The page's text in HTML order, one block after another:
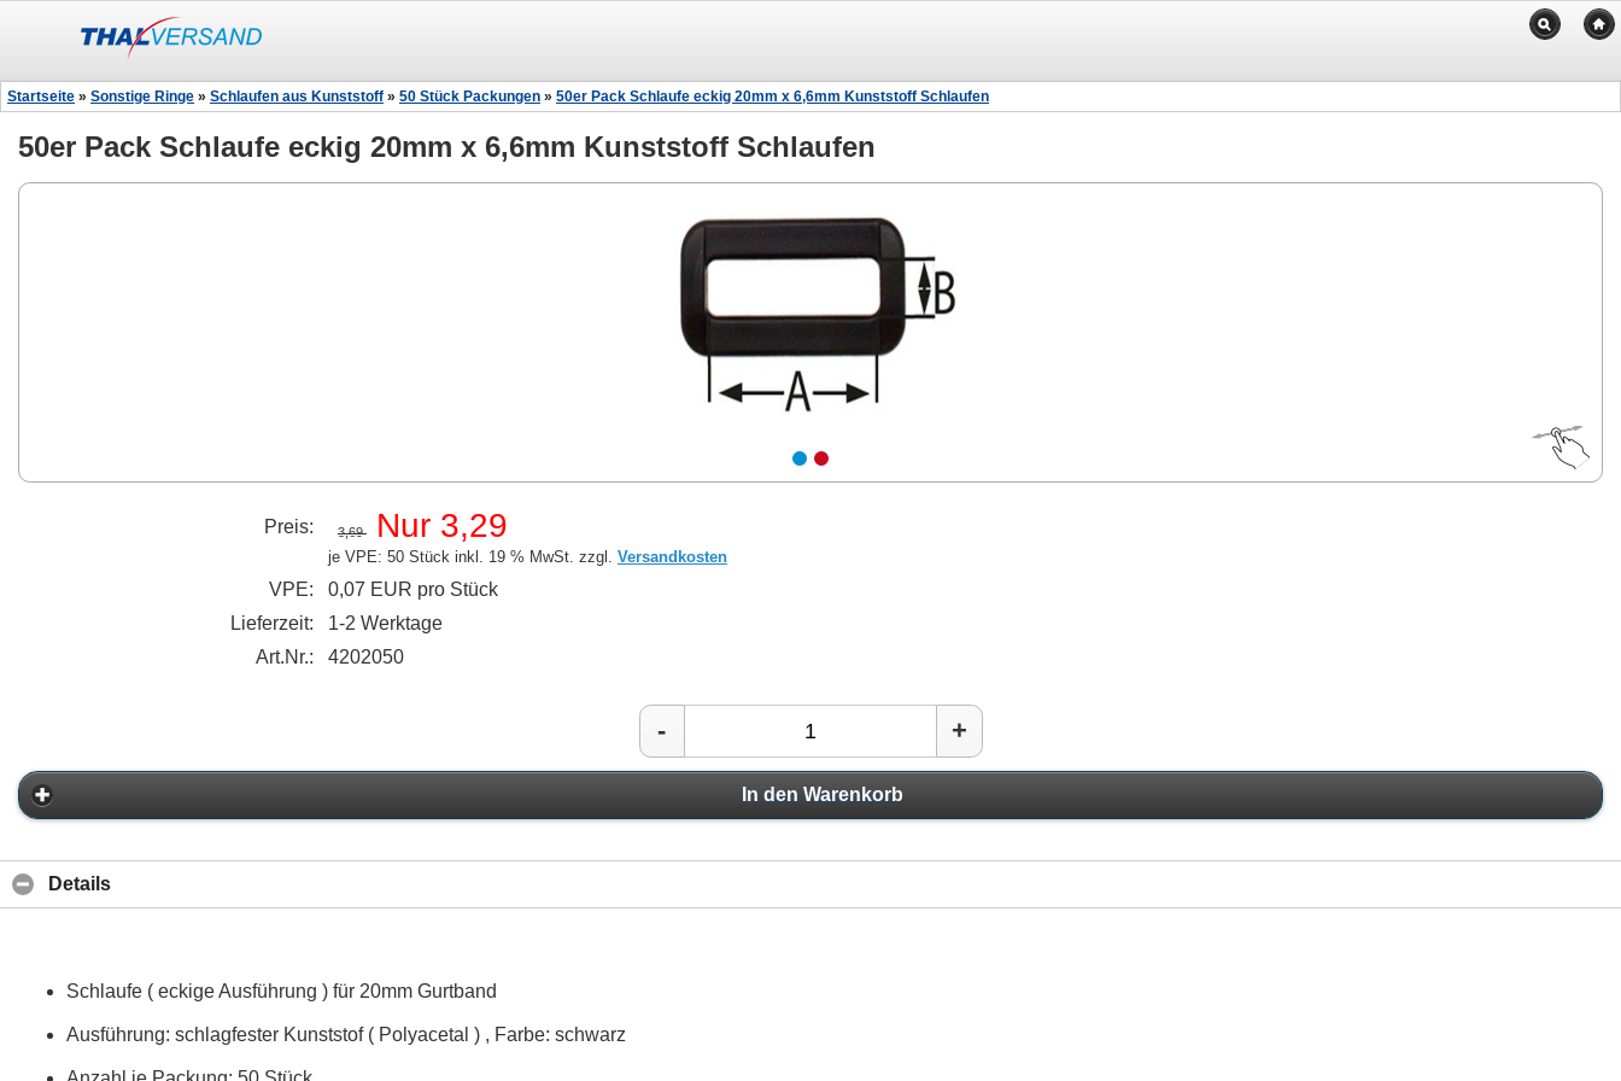
Startseite » Sonstige Ringe » Schlaufen aus Kunststoff » 50 Stück Packungen » 50er Pack Schlaufe eckig 20mm x 6,6mm Kunststoff Schlaufen
50er Pack Schlaufe eckig 20mm x 6,6mm Kunststoff Schlaufen
Preis: 3,69 Nur 3,29
je VPE: 50 Stück inkl. 19 % MwSt. zzgl. Versandkosten
VPE:
0,07 EUR pro Stück
Lieferzeit:
1-2 Werktage
Art.Nr.:
4202050
- +
In den Warenkorb
Details
Schlaufe ( eckige Ausführung ) für 20mm Gurtband
Ausführung: schlagfester Kunststof ( Polyacetal ) , Farbe: schwarz